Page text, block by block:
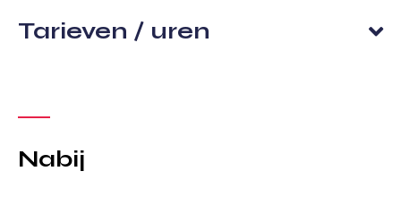
Tarieven / uren
Nabij